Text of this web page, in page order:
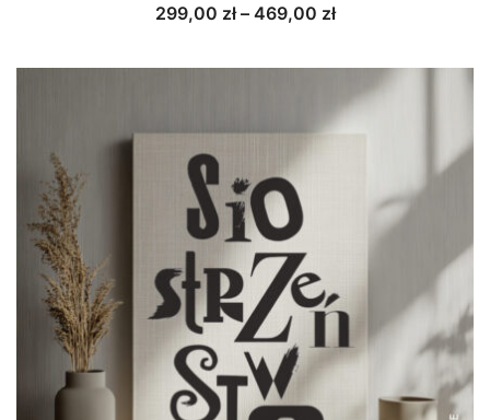
299,00 zł – 469,00 złZakres
od
299,00 zł
do